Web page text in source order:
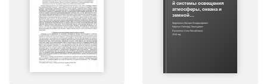
й системы освещения
атмосферы, океана и
земной…
Мироненко Михаил Владимирович
Карачун Леонард Эвальдович
Василенко Анна Михайловна
2016 год